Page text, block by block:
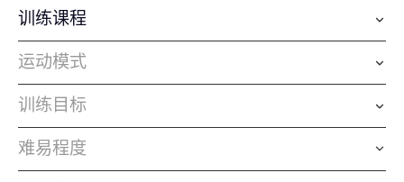
训练课程
运动模式
训练目标
难易程度